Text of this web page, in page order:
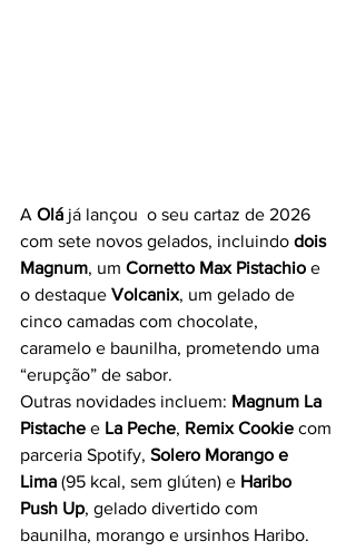
A Olá já lançou  o seu cartaz de 2026
com sete novos gelados, incluindo dois
Magnum, um Cornetto Max Pistachio e
o destaque Volcanix, um gelado de
cinco camadas com chocolate,
caramelo e baunilha, prometendo uma
“erupção” de sabor.
Outras novidades incluem: Magnum La
Pistache e La Peche, Remix Cookie com
parceria Spotify, Solero Morango e
Lima (95 kcal, sem glúten) e Haribo
Push Up, gelado divertido com
baunilha, morango e ursinhos Haribo.